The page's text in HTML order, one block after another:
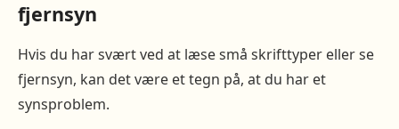
fjernsyn
Hvis du har svært ved at læse små skrifttyper eller se
fjernsyn, kan det være et tegn på, at du har et
synsproblem.